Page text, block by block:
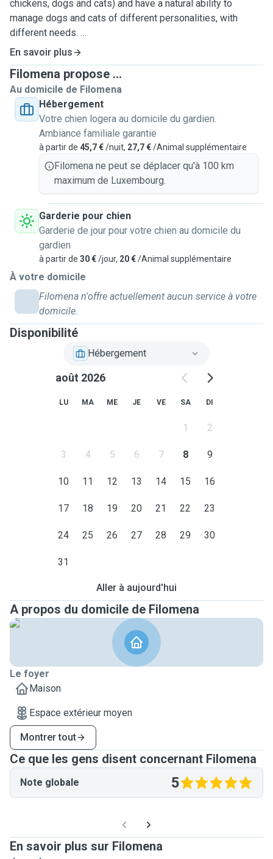
chickens, dogs and cats) and have a natural ability to
manage dogs and cats of different personalities, with
different needs.
I decided to become a pet sitter because I don’t have my
animals here today, and I feel like this could be a good
opportunity to include this missing part of my life in
Luxembourg.
I currently live in a 55SQM apartment in Lintgen, surrounded
by nature (hills, forests, fields) with easy access to
Luxembourg City and Mersch.
My main focus is on dogs, I aim to give your dogs the
chance to exercise in a fresh environment with clean air and
here.
My apartment is an open space with a very large balcony,
so there is plenty of room for your pet(s). The apartment is
well cared for and also relatively old so it’s suitable for
dogs. My furniture has already experienced exposure to
animals so it is relaxed here.
I can speak Italian (Native), French and English, so whatever
is most comfortable for you is welcome.
En savoir plus
Filomena propose ...
Au domicile de Filomena
Hébergement
Votre chien logera au domicile du gardien.
Ambiance familiale garantie
à partir de 45,7 €/nuit, 27,7 €/Animal supplémentaire
Filomena ne peut se déplacer qu'à 100 km
maximum de Luxembourg.
Garderie pour chien
Garderie de jour pour votre chien au domicile du
gardien
à partir de 30 €/jour, 20 €/Animal supplémentaire
À votre domicile
Filomena n'offre actuellement aucun service à votre
domicile.
Disponibilité
Hébergement
août 2026
LU MA ME JE VE SA DI
1 2
3 4 5 6 7 8 9
10 11 12 13 14 15 16
17 18 19 20 21 22 23
24 25 26 27 28 29 30
31
Aller à aujourd'hui
A propos du domicile de Filomena
Le foyer
Maison
Espace extérieur moyen
Montrer tout
Ce que les gens disent concernant Filomena
Note globale 5
En savoir plus sur Filomena